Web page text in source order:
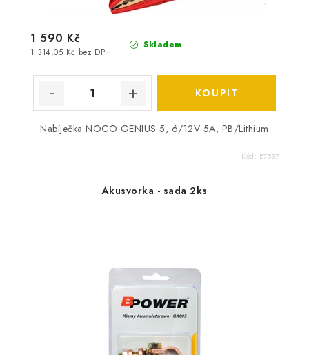
Skladem
1 314,05 Kč bez DPH
1 590 Kč
Nabíječka NOCO GENIUS 5, 6/12V 5A, PB/Lithium
Kód: E7537
Akusvorka - sada 2ks